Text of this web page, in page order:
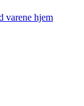
varene hjem